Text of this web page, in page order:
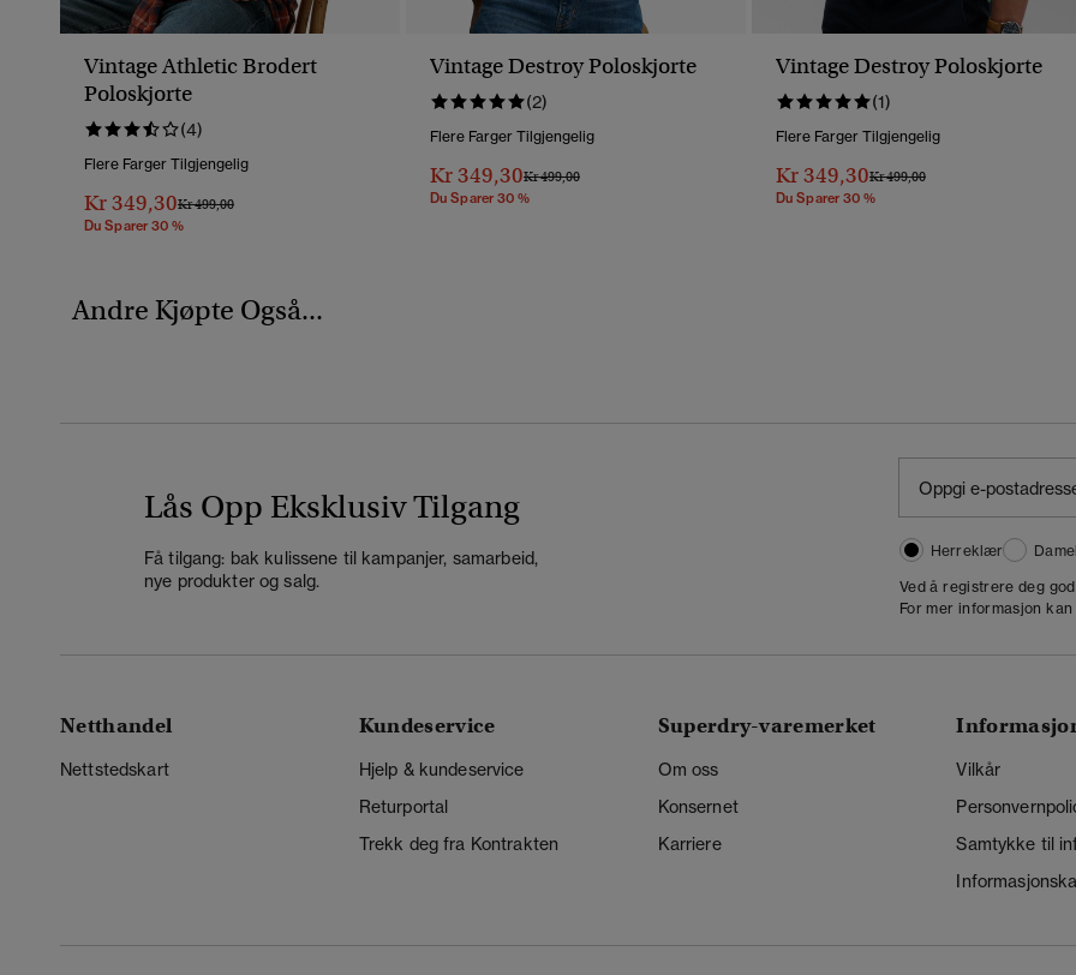
Vintage Athletic Brodert
Poloskjorte
(4)
Flere Farger Tilgjengelig
Kr 349,30Pris Nedsatt Fra
Kr 499,00Til
Du Sparer 30 %
Vintage Destroy Poloskjorte
(2)
Flere Farger Tilgjengelig
Kr 349,30Pris Nedsatt Fra
Kr 499,00Til
Du Sparer 30 %
Vintage Destroy Poloskjorte
(1)
Flere Farger Tilgjengelig
Kr 349,30Pris Nedsatt Fra
Kr 499,00Til
Du Sparer 30 %
Andre Kjøpte Også...
Lås Opp Eksklusiv Tilgang
Få tilgang: bak kulissene til kampanjer, samarbeid,
nye produkter og salg.
Herreklær
Ved å registrere deg
For mer informasjon
Netthandel
Nettstedskart
Kundeservice
Hjelp & kundeservice
Returportal
Trekk deg fra Kontrakten
Superdry-varemerket
Om oss
Konsernet
Karriere
Vilkår
Samtykke til